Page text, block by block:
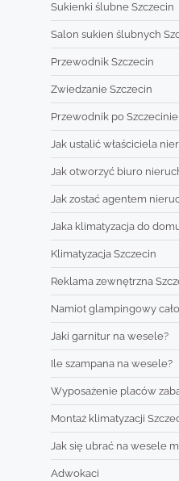
Sukienki ślubne Szczecin
Salon sukien ślubnych
Przewodnik Szczecin
Zwiedzanie Szczecin
Przewodnik po Szczecinie
Jak ustalić właściciela
Jak otworzyć biuro
Jak zostać agentem
Jaka klimatyzacja do
Klimatyzacja Szczecin
Reklama zewnętrzna
Namiot glampingowy
Jaki garnitur na wesele?
Ile szampana na wesele?
Wyposażenie placów
Montaż klimatyzacji
Jak się ubrać na wesele
Adwokaci